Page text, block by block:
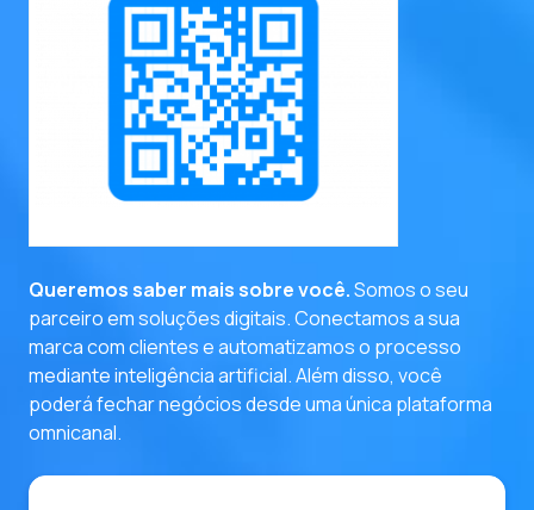
Queremos saber mais sobre você.Somos o seu
parceiro em soluções digitais. Conectamos a sua
marca com clientes e automatizamos o processo
mediante inteligência artificial. Além disso, você
poderá fechar negócios desde uma única plataforma
omnicanal.